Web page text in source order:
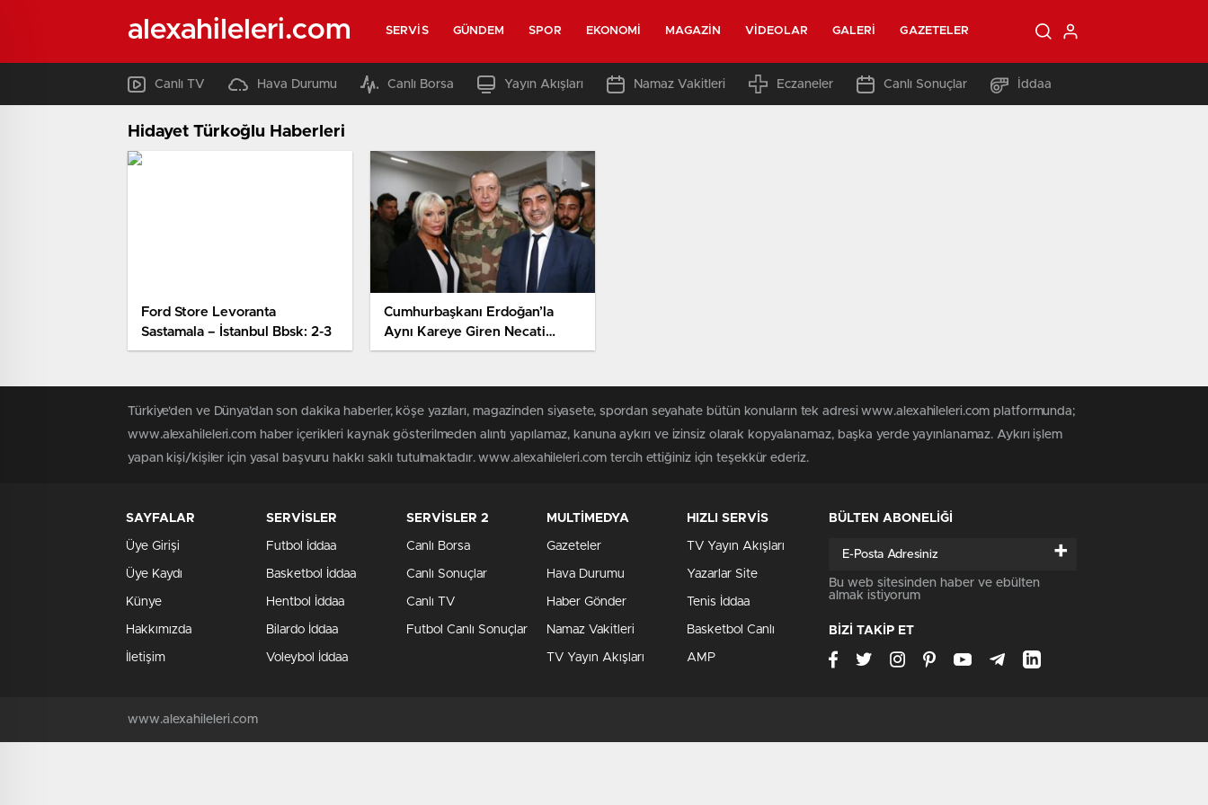
alexahileleri.com SERVIS GÜNDEM SPOR EKONOMI MAGAZIN VIDEOLAR GALERI GAZETELER
Canlı TV Hava Durumu Canlı Borsa Yayın Akışları Namaz Vakitleri Eczaneler Canlı Sonuçlar İddaa
Hidayet Türkoğlu Haberleri
Ford Store Levoranta
Sastamala – İstanbul Bbsk: 2-3
Cumhurbaşkanı Erdoğan’la
Aynı Kareye Giren Necati
Şaşmaz’ın Yüzünde Güller Açtı
Türkiye'den ve Dünya’dan son dakika haberler, köşe yazıları, magazinden siyasete, spordan seyahate bütün konuların tek adresi www.alexahileleri.com platformunda;
www.alexahileleri.com haber içerikleri kaynak gösterilmeden alıntı yapılamaz, kanuna aykırı ve izinsiz olarak kopyalanamaz, başka yerde yayınlanamaz. Aykırı işlem
yapan kişi/kişiler için yasal başvuru hakkı saklı tutulmaktadır. www.alexahileleri.com tercih ettiğiniz için teşekkür ederiz.
SAYFALAR
Üye Girişi
Üye Kaydı
Künye
Hakkımızda
İletişim
SERVİSLER
Futbol İddaa
Basketbol İddaa
Hentbol İddaa
Bilardo İddaa
Voleybol İddaa
SERVİSLER 2
Canlı Borsa
Canlı Sonuçlar
Canlı TV
Futbol Canlı Sonuçlar
MULTİMEDYA
Gazeteler
Hava Durumu
Haber Gönder
Namaz Vakitleri
TV Yayın Akışları
HIZLI SERVİS
TV Yayın Akışları
Yazarlar Site
Tenis İddaa
Basketbol Canlı
AMP
BÜLTEN ABONELİĞİ
+
Bu web sitesinden haber ve ebülten
almak istiyorum
BİZİ TAKİP ET
www.alexahileleri.com